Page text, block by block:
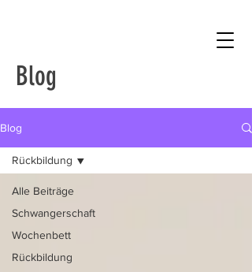
Blog
Blog
Alle Beiträge
Schwangerschaft
Wochenbett
Rückbildung
Rückbildung